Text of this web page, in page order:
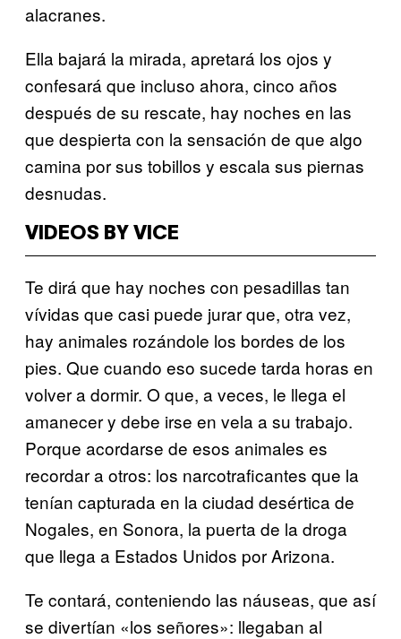
alacranes.
Ella bajará la mirada, apretará los ojos y
confesará que incluso ahora, cinco años
después de su rescate, hay noches en las
que despierta con la sensación de que algo
camina por sus tobillos y escala sus piernas
desnudas.
VIDEOS BY VICE
Te dirá que hay noches con pesadillas tan
vívidas que casi puede jurar que, otra vez,
hay animales rozándole los bordes de los
pies. Que cuando eso sucede tarda horas en
volver a dormir. O que, a veces, le llega el
amanecer y debe irse en vela a su trabajo.
Porque acordarse de esos animales es
recordar a otros: los narcotraficantes que la
tenían capturada en la ciudad desértica de
Nogales, en Sonora, la puerta de la droga
que llega a Estados Unidos por Arizona.
Te contará, conteniendo las náuseas, que así
se divertían «los señores»: llegaban al